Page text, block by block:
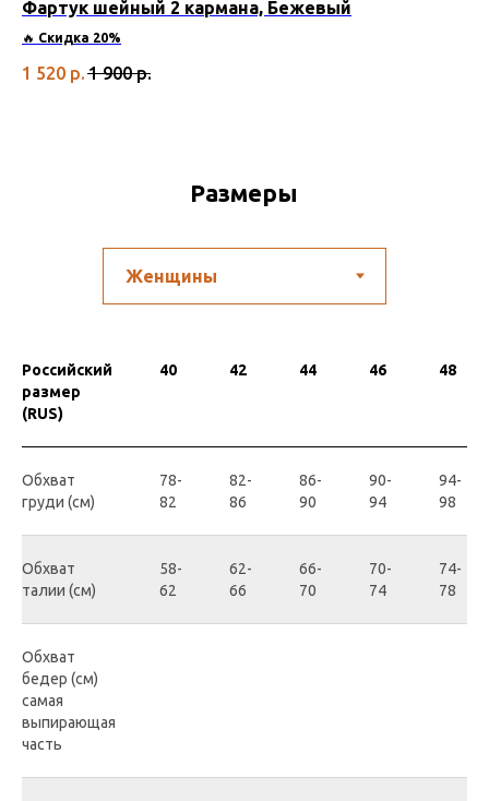
Фартук шейный 2 кармана, Бежевый
🔥 Скидка 20%
1 520 р. 1 900 р.
Размеры
Российский
размер
(RUS)
40 42 44 46 48
Обхват
груди (см)
78-
82
82-
86
86-
90
90-
94
94-
98
Обхват
талии (см)
58-
62
62-
66
66-
70
70-
74
74-
78
Обхват
бедер (см)
самая
выпирающая
часть